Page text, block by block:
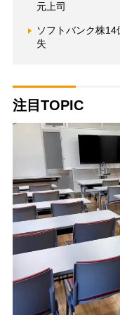
元上司
ソフトバンク株
失
注目TOPIC